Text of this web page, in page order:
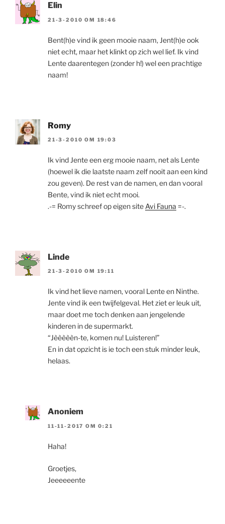
Elin
21-3-2010 OM 18:46
Bent(h)e vind ik geen mooie naam, Jent(h)e ook
niet echt, maar het klinkt op zich wel lief. Ik vind
Lente daarentegen (zonder h!) wel een prachtige
naam!
Romy
21-3-2010 OM 19:03
Ik vind Jente een erg mooie naam, net als Lente
(hoewel ik die laatste naam zelf nooit aan een kind
zou geven). De rest van de namen, en dan vooral
Bente, vind ik niet echt mooi.
.-= Romy schreef op eigen site Avi Fauna =-.
Linde
21-3-2010 OM 19:11
Ik vind het lieve namen, vooral Lente en Ninthe.
Jente vind ik een twijfelgeval. Het ziet er leuk uit,
maar doet me toch denken aan jengelende
kinderen in de supermarkt.
“Jèèèèèn-te, komen nu! Luisteren!”
En in dat opzicht is ie toch een stuk minder leuk,
helaas.
Anoniem
11-11-2017 OM 0:21
Haha!
Groetjes,
Jeeeeeente